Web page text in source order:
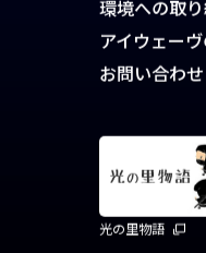
環境への取
アイウェー
お問い合わせ
光の里物語